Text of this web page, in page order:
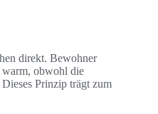
direkt. Bewohner
warm, obwohl die
Prinzip trägt zum